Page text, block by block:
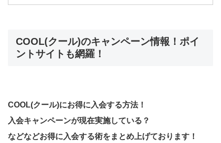
COOL(クール)のキャンペーン情報！ポイ
ントサイトも網羅！
COOL(クール)にお得に入会する方法！
入会キャンペーンが現在実施している？
などなどお得に入会する術をまとめ上げております！